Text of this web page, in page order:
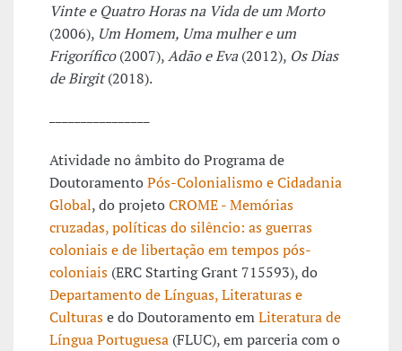
Vinte e Quatro Horas na Vida de um Morto
(2006), Um Homem, Uma mulher e um
Frigorífico(2007),Adão e Eva(2012), Os Dias
de Birgit(2018).
Atividade no âmbito do Programa de
DoutoramentoPós-Colonialismo e Cidadania
Global, do projetoCROME - Memórias
cruzadas, políticas do silêncio: as guerras
coloniais e de libertação em tempos pós-
coloniais (ERC Starting Grant 715593), do
Departamento de Línguas, Literaturas e
Culturase do Doutoramento emLiteratura de
Língua Portuguesa (FLUC), em parceria com o